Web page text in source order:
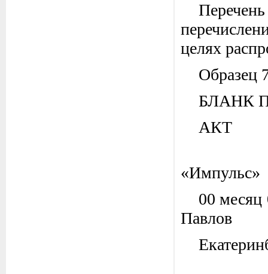
целях
Образец
БЛАНК
«Импульс»
00
Павлов